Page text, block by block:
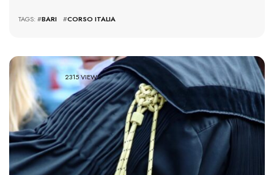
TAGS: #BARI #CORSO ITALIA
2315 VIEWS